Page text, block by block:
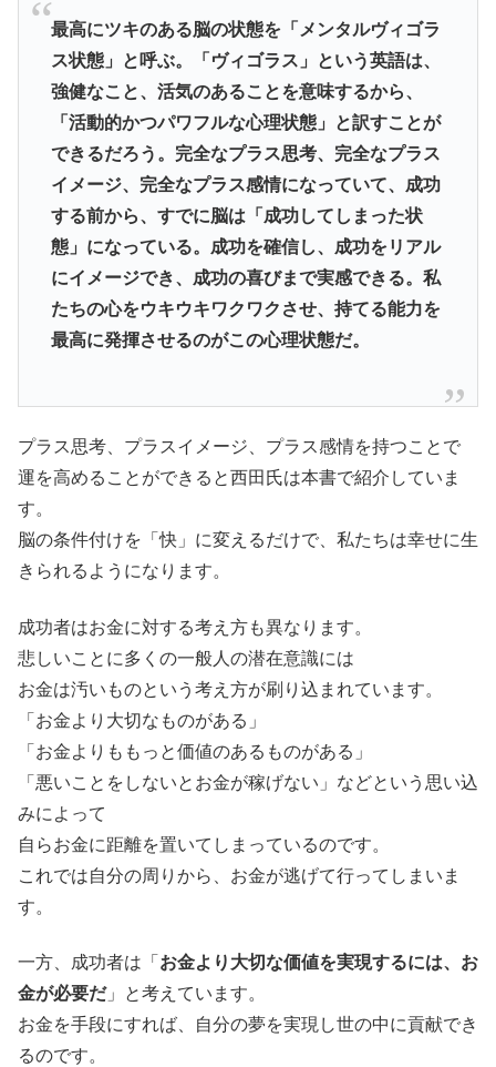
最高にツキのある脳の状態を「メンタルヴィゴラ
ス状態」と呼ぶ。「ヴィゴラス」という英語は、
強健なこと、活気のあることを意味するから、
「活動的かつパワフルな心理状態」と訳すことが
できるだろう。完全なプラス思考、完全なプラス
イメージ、完全なプラス感情になっていて、成功
する前から、すでに脳は「成功してしまった状
態」になっている。成功を確信し、成功をリアル
にイメージでき、成功の喜びまで実感できる。私
たちの心をウキウキワクワクさせ、持てる能力を
最高に発揮させるのがこの心理状態だ。
プラス思考、プラスイメージ、プラス感情を持つことで
運を高めることができると西田氏は本書で紹介していま
す。
脳の条件付けを「快」に変えるだけで、私たちは幸せに生
きられるようになります。
成功者はお金に対する考え方も異なります。
悲しいことに多くの一般人の潜在意識には
お金は汚いものという考え方が刷り込まれています。
「お金より大切なものがある」
「お金よりももっと価値のあるものがある」
「悪いことをしないとお金が稼げない」などという思い込
みによって
自らお金に距離を置いてしまっているのです。
これでは自分の周りから、お金が逃げて行ってしまいま
す。
一方、成功者は「 お金より大切な価値を実現するには、お
金が必要だ」と考えています。
お金を手段にすれば、自分の夢を実現し世の中に貢献でき
るのです。